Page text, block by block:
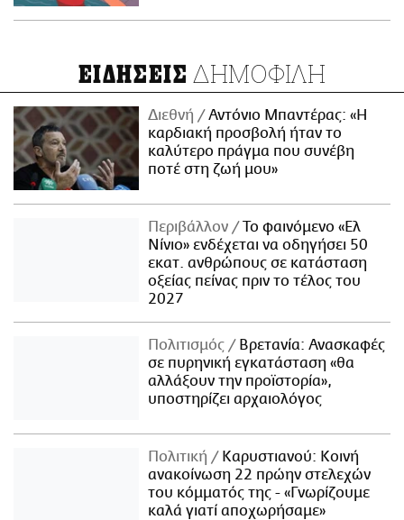
ΕΙΔΗΣΕΙΣ ΔΗΜΟΦΙΛΗ
Διεθνή
Αντόνιο Μπαντέρας: «Η
καρδιακή προσβολή ήταν το
καλύτερο πράγμα που συνέβη
ποτέ στη ζωή μου»
Περιβάλλον
Το φαινόμενο «Ελ
Νίνιο» ενδέχεται να οδηγήσει 50
εκατ. ανθρώπους σε κατάσταση
οξείας πείνας πριν το τέλος του
2027
Πολιτισμός
Βρετανία: Ανασκαφές
σε πυρηνική εγκατάσταση «θα
αλλάξουν την προϊστορία»,
υποστηρίζει αρχαιολόγος
Πολιτική
Καρυστιανού: Κοινή
ανακοίνωση 22 πρώην στελεχών
του κόμματός της - «Γνωρίζουμε
καλά γιατί αποχωρήσαμε»